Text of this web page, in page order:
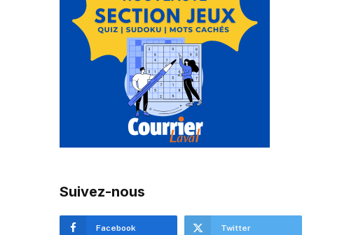
Suivez-nous
Facebook Twitter